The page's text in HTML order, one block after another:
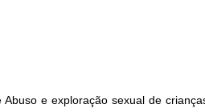
e exploração sexual de